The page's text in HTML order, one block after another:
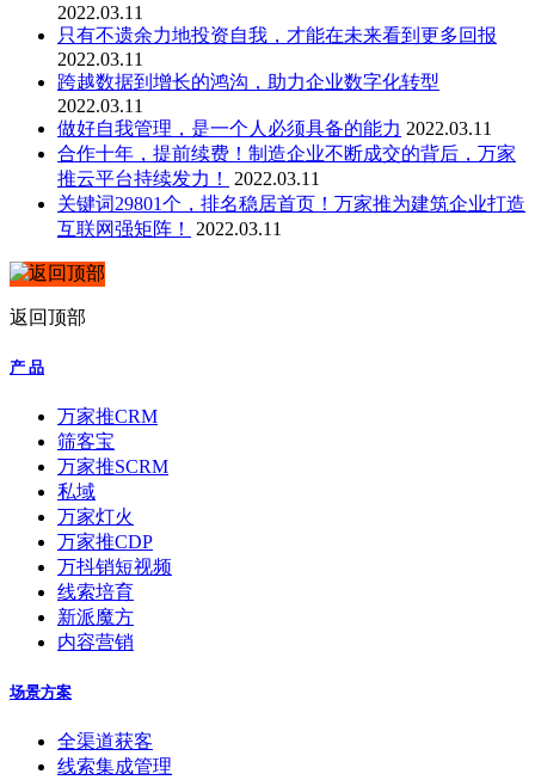
2022.03.11
只有不遗余力地投资自我，才能在未来看到更多回报
2022.03.11
跨越数据到增长的鸿沟，助力企业数字化转型
2022.03.11
做好自我管理，是一个人必须具备的能力 2022.03.11
合作十年，提前续费！制造企业不断成交的背后，万家
推云平台持续发力！
2022.03.11
关键词29801个，排名稳居首页！万家推为建筑企业打造
互联网强矩阵！
2022.03.11
返回顶部
产 品
万家推CRM
筛客宝
万家推SCRM
私域
万家灯火
万家推CDP
万抖销短视频
线索培育
新派魔方
内容营销
场景方案
全渠道获客
线索集成管理